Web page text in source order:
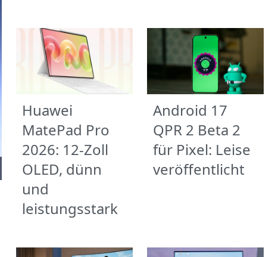
Huawei
MatePad Pro
2026: 12-Zoll
OLED, dünn
und
leistungsstark
Android 17
QPR 2 Beta 2
für Pixel: Leise
veröffentlicht